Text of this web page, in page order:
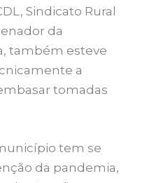
Sindicato Rural
da
também esteve
a
tomadas
tem se
da pandemia,